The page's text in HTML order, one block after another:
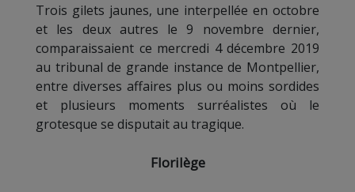
Trois gilets jaunes, une interpellée en octobre
et les deux autres le 9 novembre dernier,
comparaissaient ce mercredi 4 décembre 2019
au tribunal de grande instance de Montpellier,
entre diverses affaires plus ou moins sordides
et plusieurs moments surréalistes où le
grotesque se disputait au tragique.
Florilège